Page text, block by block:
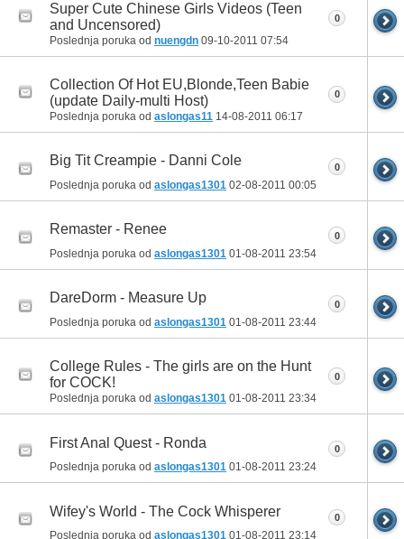
Super Cute Chinese Girls Videos (Teen
and Uncensored)
Poslednja poruka od nuengdn 09-10-2011 07:54
0
Collection Of Hot EU,Blonde,Teen Babie
(update Daily-multi Host)
Poslednja poruka od aslongas11 14-08-2011 06:17
0
Big Tit Creampie - Danni Cole
Poslednja poruka od aslongas1301 02-08-2011 00:05
0
Remaster - Renee
Poslednja poruka od aslongas1301 01-08-2011 23:54
0
DareDorm - Measure Up
Poslednja poruka od aslongas1301 01-08-2011 23:44
0
College Rules - The girls are on the Hunt
for COCK!
Poslednja poruka od aslongas1301 01-08-2011 23:34
0
First Anal Quest - Ronda
Poslednja poruka od aslongas1301 01-08-2011 23:24
0
Wifey's World - The Cock Whisperer
Poslednja poruka od aslongas1301 01-08-2011 23:14
0